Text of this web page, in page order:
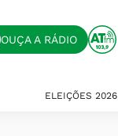
OUÇA A RÁDIO
ELEIÇÕES 2026